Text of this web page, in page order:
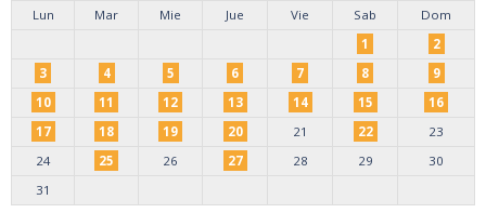
Lun
Mar Mie Jue Vie Sab
Dom
1
2
3
4 5 6 7 8
9
10
11 12 13 14 15
16
17
18 19 20 21 22
23
24
25 26 27 28 29
30
31